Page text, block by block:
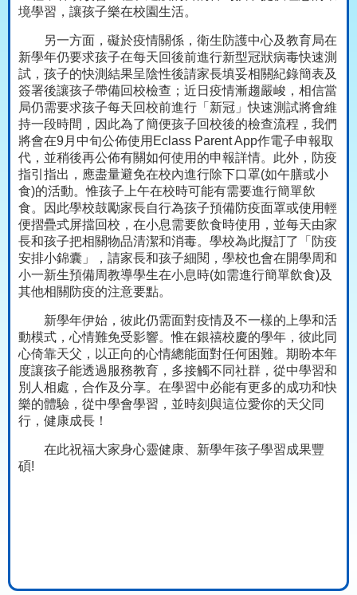
境學習，讓孩子樂在校園生活。
另一方面，礙於疫情關係，衛生防護中心及教育局在
新學年仍要求孩子在每天回後前進行新型冠狀病毒快速測
試，孩子的快測結果呈陰性後請家長填妥相關紀錄簡表及
簽署後讓孩子帶備回校檢查；近日疫情漸趨嚴峻，相信當
局仍需要求孩子每天回校前進行「新冠」快速測試將會維
持一段時間，因此為了簡便孩子回校後的檢查流程，我們
將會在9月中旬公佈使用 Eclass Parent App作電子申報取
代，並稍後再公佈有關如何使用的申報詳情。此外，防疫
指引指出，應盡量避免在校內進行除下口罩(如午膳或小
食)的活動。惟孩子上午在校時可能有需要進行簡單飲
食。因此學校鼓勵家長自行為孩子預備防疫面罩或使用輕
便摺疊式屏擋回校，在小息需要飲食時使用，並每天由家
長和孩子把相關物品清潔和消毒。學校為此擬訂了「防疫
安排小錦囊」，請家長和孩子細閱，學校也會在開學周和
小一新生預備周教導學生在小息時(如需進行簡單飲食)及
其他相關防疫的注意要點。
新學年伊始，彼此仍需面對疫情及不一樣的上學和活
動模式，心情難免受影響。惟在銀禧校慶的學年，彼此同
心倚靠天父，以正向的心情總能面對任何困難。期盼本年
度讓孩子能透過服務教育，多接觸不同社群，從中學習和
別人相處，合作及分享。在學習中必能有更多的成功和快
樂的體驗，從中學會學習，並時刻與這位愛你的天父同
行，健康成長！
在此祝福大家身心靈健康、新學年孩子學習成果豐
碩!